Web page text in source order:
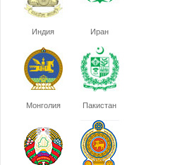
Индия Иран
Монголия Пакистан